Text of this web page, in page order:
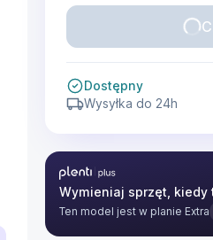
Dostępny
Wysyłka do 24h
Plenti Plus
Wymieniaj sprzęt, kiedy
Ten model jest w planie Extra